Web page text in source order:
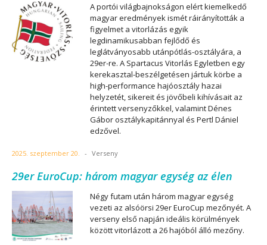
A portói világbajnokságon elért kiemelkedő
magyar eredmények ismét ráirányították a
figyelmet a vitorlázás egyik
legdinamikusabban fejlődő és
leglátványosabb utánpótlás-osztályára, a
29er-re. A Spartacus Vitorlás Egyletben egy
kerekasztal-beszélgetésen jártuk körbe a
high-performance hajóosztály hazai
helyzetét, sikereit és jövőbeli kihívásait az
érintett versenyzőkkel, valamint Dénes
Gábor osztálykapitánnyal és Pertl Dániel
edzővel.
2025. szeptember 20. - Verseny
29er EuroCup: három magyar egység az élen
Négy futam után három magyar egység
vezeti az alsóörsi 29er EuroCup mezőnyét. A
verseny első napján ideális körülmények
között vitorlázott a 26 hajóból álló mezőny.